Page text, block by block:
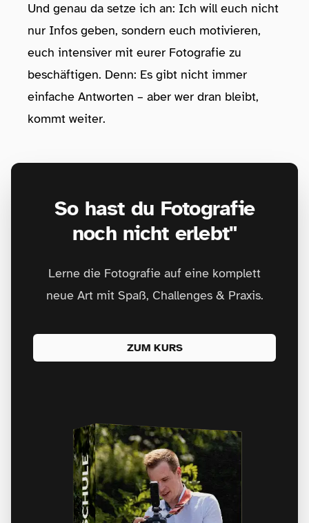
Und genau da setze ich an: Ich will euch nicht
nur Infos geben, sondern euch motivieren,
euch intensiver mit eurer Fotografie zu
beschäftigen. Denn: Es gibt nicht immer
einfache Antworten – aber wer dran bleibt,
kommt weiter.
So hast du Fotografie
noch nicht erlebt"
Lerne die Fotografie auf eine komplett
neue Art mit Spaß, Challenges & Praxis.
ZUM KURS